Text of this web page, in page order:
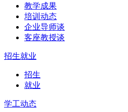
教学成果
培训动态
企业导师谈
客座教授谈
招生就业
招生
就业
学工动态